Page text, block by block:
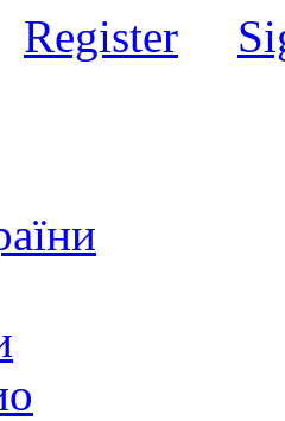
Register